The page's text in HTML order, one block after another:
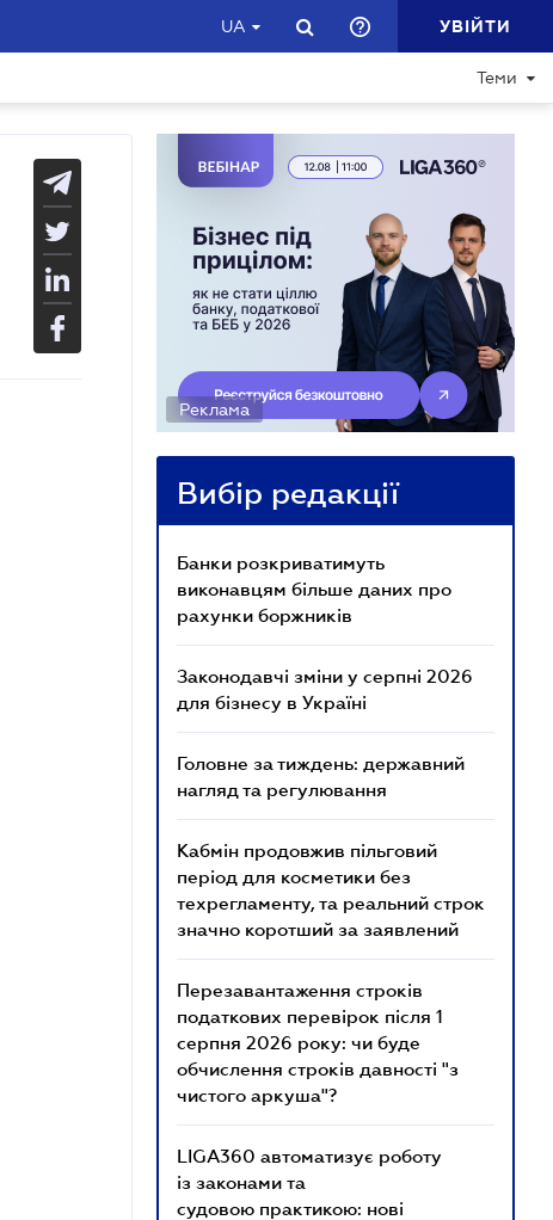
UA УВІЙТИ
Теми
Реклама
Вибір редакції
Банки розкриватимуть
виконавцям більше даних про
рахунки боржників
Законодавчі зміни у серпні 2026
для бізнесу в Україні
Головне за тиждень: державний
нагляд та регулювання
Кабмін продовжив пільговий
період для косметики без
техрегламенту, та реальний строк
значно коротший за заявлений
Перезавантаження строків
податкових перевірок після 1
серпня 2026 року: чи буде
обчислення строків давності "з
чистого аркуша"?
LIGA360 автоматизує роботу
із законами та
судовою практикою: нові